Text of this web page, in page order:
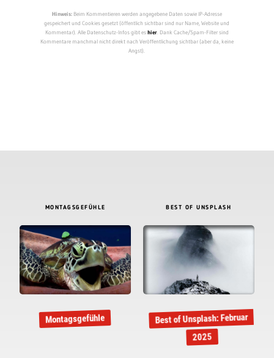
Hinweis:Beim Kommentieren werden angegebene Daten sowie IP-Adresse
gespeichert und Cookies gesetzt (öffentlich sichtbar sind nur Name, Website und
Kommentar). Alle Datenschutz-Infos gibt eshier. Dank Cache/Spam-Filter sind
Kommentare manchmal nicht direkt nach Veröffentlichung sichtbar (aber da, keine
Angst).
MONTAGSGEFÜHLE
Montagsgefühle
BEST OF UNSPLASH
Best of Unsplash: Februar
2025